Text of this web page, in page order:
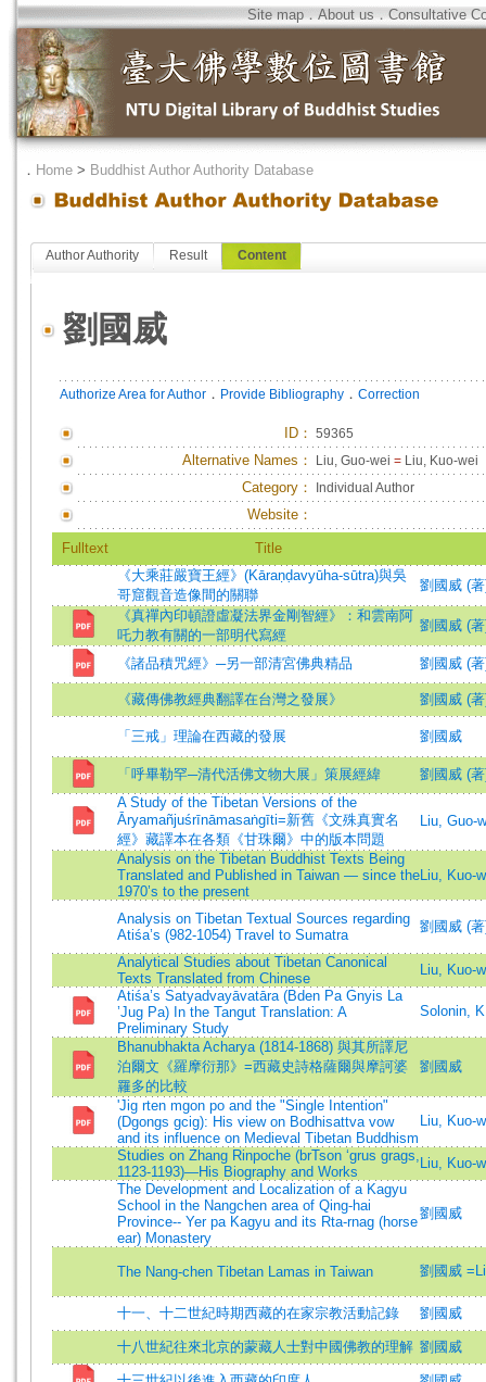
Site map．About us．Consultative
． Home > Buddhist Author Authority Database
Author Authority Result Content
劉國威
Authorize Area for Author ． Provide Bibliography ． Correction
ID ： 59365
Alternative Names： Liu, Guo-wei = Liu, Kuo-wei
Category： Individual Author
Website：
Fulltext
Title
《大乘莊嚴寶王經》(Kāraṇḍavyūha-sūtra)與吳
哥窟觀音造像間的關聯
劉國威 (
《真禪內印頓證虛凝法界金剛智經》：和雲南阿
吒力教有關的一部明代寫經
劉國威 (
《諸品積咒經》─另一部清宮佛典精品 劉國威 (
《藏傳佛教經典翻譯在台灣之發展》 劉國威 (
「三戒」理論在西藏的發展 劉國威
「呼畢勒罕─清代活佛文物大展」策展經緯
劉國威 (
A Study of the Tibetan Versions of the
Āryamañjuśrīnāmasaṅgīti=新舊《文殊真實名
經》藏譯本在各類《甘珠爾》中的版本問題
Liu, Guo-
Analysis on the Tibetan Buddhist Texts Being
Translated and Published in Taiwan — since the
1970’s to the present
Liu, Kuo-
Analysis on Tibetan Textual Sources regarding
Atiśa’s (982-1054) Travel to Sumatra
劉國威 (
Analytical Studies about Tibetan Canonical
Texts Translated from Chinese
Liu, Kuo-
Atiśa’s Satyadvayāvatāra (Bden Pa Gnyis La
’Jug Pa) In the Tangut Translation: A
Preliminary Study
Solonin,
Bhanubhakta Acharya (1814-1868) 與其所譯尼
泊爾文《羅摩衍那》=西藏史詩格薩爾與摩訶婆
羅多的比較
劉國威
'Jig rten mgon po and the "Single Intention"
(Dgongs gcig): His view on Bodhisattva vow
and its influence on Medieval Tibetan Buddhism
Liu, Kuo-
Studies on Zhang Rinpoche (brTson ‘grus grags,
1123-1193)—His Biography and Works
Liu, Kuo-
The Development and Localization of a Kagyu
School in the Nangchen area of Qing-hai
Province-- Yer pa Kagyu and its Rta-rnag (horse
ear) Monastery
劉國威
The Nang-chen Tibetan Lamas in Taiwan 劉國威
十一、十二世紀時期西藏的在家宗教活動記錄 劉國威
十八世紀往來北京的蒙藏人士對中國佛教的理解 劉國威